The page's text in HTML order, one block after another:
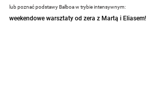
lub poznać podstawy Balboa w trybie intensywnym:
weekendowe warsztaty od zera z Martą i Eliasem!